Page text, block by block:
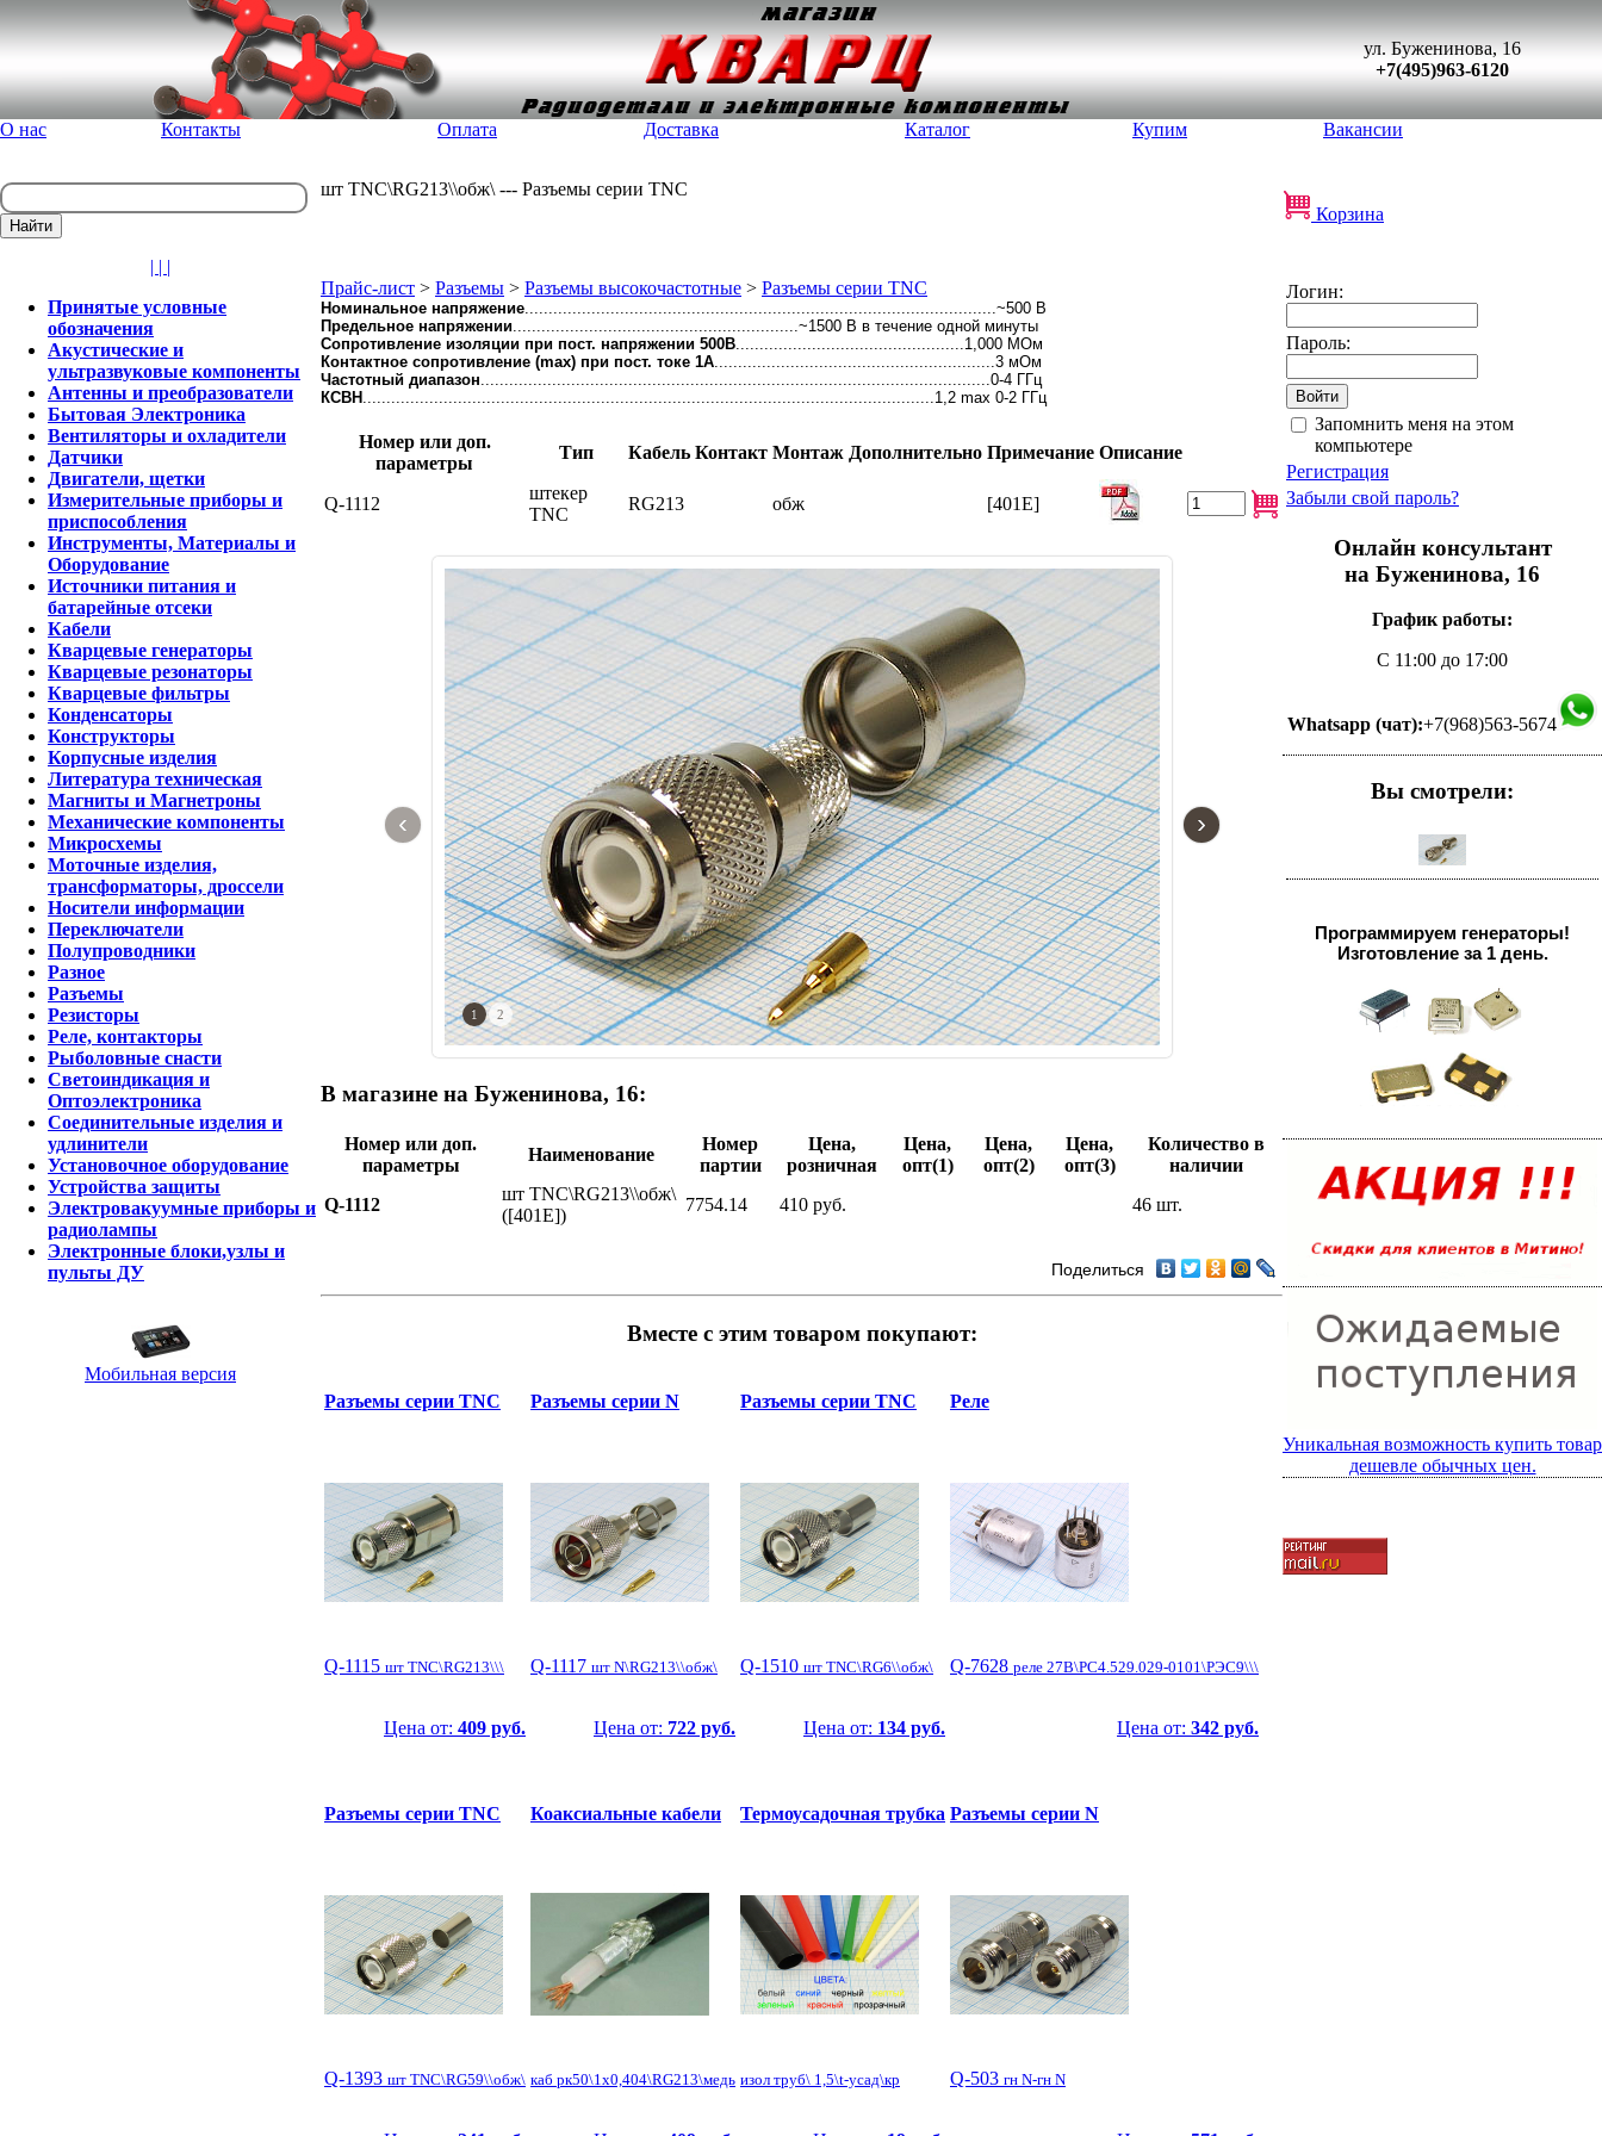
ул. Буженинова, 16
+7(495)963-6120
О нас Контакты Оплата Доставка Каталог Купим Вакансии
шт TNC\RG213\\обж\ --- Разъемы серии TNC
Корзина
| | |
Принятые условные
обозначения
Акустические и
ультразвуковые компоненты
Антенны и преобразователи
Бытовая Электроника
Вентиляторы и охладители
Датчики
Двигатели, щетки
Измерительные приборы и
приспособления
Инструменты, Материалы и
Оборудование
Источники питания и
батарейные отсеки
Кабели
Кварцевые генераторы
Кварцевые резонаторы
Кварцевые фильтры
Конденсаторы
Конструкторы
Корпусные изделия
Литература техническая
Магниты и Магнетроны
Механические компоненты
Микросхемы
Моточные изделия,
трансформаторы, дроссели
Носители информации
Переключатели
Полупроводники
Разное
Разъемы
Резисторы
Реле, контакторы
Рыболовные снасти
Светоиндикация и
Оптоэлектроника
Соединительные изделия и
удлинители
Установочное оборудование
Устройства защиты
Электровакуумные приборы и
радиолампы
Электронные блоки,узлы и
пульты ДУ
Мобильная версия
Прайс-лист > Разъемы > Разъемы высокочастотные > Разъемы серии TNC
Номинальное напряжение...................................................................................................~500 В
Предельное напряжении............................................................~1500 В в течение одной минуты
Сопротивление изоляции при пост. напряжении 500В................................................1,000 МОм
Контактное сопротивление (max) при пост. токе 1А...........................................................3 мОм
Частотный диапазон...........................................................................................................0-4 ГГц
КСВН ........................................................................................................................1,2 max 0-2 ГГц
Номер или доп.
параметры
Тип Кабель Контакт Монтаж Дополнительно Примечание Описание
Q-1112
штекер
TNC
RG213 обж [401E]
‹ ›
1 2
В магазине на Буженинова, 16:
Номер или доп.
параметры
Наименование
Номер
партии
Цена,
розничная
Цена,
опт(1)
Цена,
опт(2)
Цена,
опт(3)
Количество в
наличии
Q-1112
шт TNC\RG213\\обж\
([401E])
7754.14 410 руб. 46 шт.
Поделиться
Вместе с этим товаром покупают:
Разъемы серии TNC
Q-1115 шт TNC\RG213\\\
Цена от: 409 руб.
Разъемы серии N
Q-1117 шт N\RG213\\обж\
Цена от: 722 руб.
Разъемы серии TNC
Q-1510 шт TNC\RG6\\обж\
Цена от: 134 руб.
Реле
Q-7628 реле 27В\РС4.529.029-0101\РЭС9\\\
Цена от: 342 руб.
Разъемы серии TNC
Q-1393 шт TNC\RG59\\обж\
Коаксиальные кабели
каб рк50\1x0,404\RG213\медь
Термоусадочная трубка
изол труб\ 1,5\t-усад\кр
Разъемы серии N
Q-503 гн N-гн N
Логин:
Пароль:
Запомнить меня на этом
компьютере
Регистрация
Забыли свой пароль?
Онлайн консультант
на Буженинова, 16
График работы:
С 11:00 до 17:00
Whatsapp (чат):+7(968)563-5674
Вы смотрели:
Программируем генераторы!
Изготовление за 1 день.
Уникальная возможность купить товар
дешевле обычных цен.